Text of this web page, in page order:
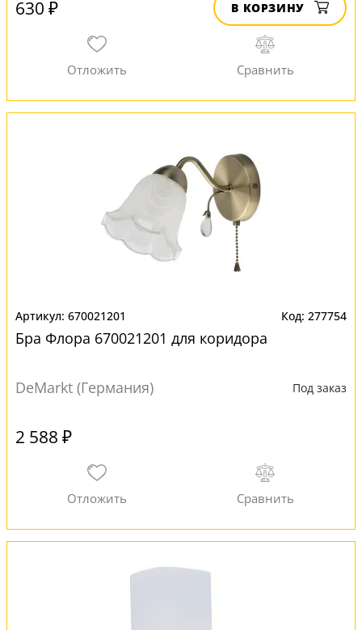
630 ₽ В КОРЗИНУ
670021201 277754
Бра Флора 670021201 для коридора
DeMarkt (Германия) Под заказ
2 588 ₽